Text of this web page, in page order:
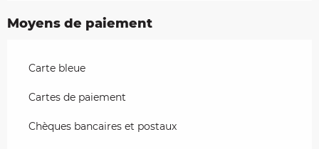
Moyens de paiement
Carte bleue
Cartes de paiement
Chèques bancaires et postaux